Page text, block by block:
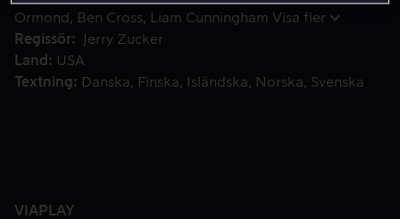
Ormond
Ben Cross Liam Cunningham Visa fler
Regissör
Jerry Zucker
Land
USA
Textning
Danska Finska Isländska Norska Svenska
VIAPLAY